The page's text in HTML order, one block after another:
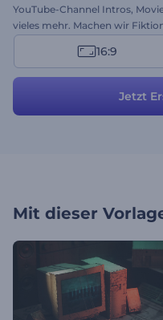
YouTube-Channel Intros,
vieles mehr. Machen wir
begeistern Sie Ihre
16:9
Jetzt
Mit dieser